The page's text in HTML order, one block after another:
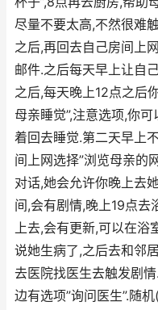
尽量不要太高,不然很难
之后,再回去自己房间上
邮件.之后每天早上让自
之后,每天晚上12点之后
母亲睡觉”,注意选项,你
着回去睡觉.第二天早上
间上网选择”浏览母亲的
对话,她会允许你晚上去
间,会有剧情,晚上19点去
上去,会有更新,可以在浴
说她生病了,之后去和邻
去医院找医生去触发剧
边有选项”询问医生”.随